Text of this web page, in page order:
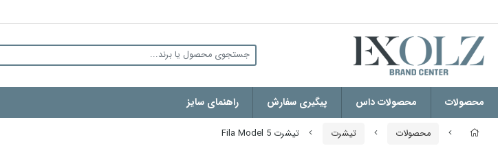
محصولات محصولات داس پیگیری سفارش راهنمای سایز
محصولات تیشرت تیشرت Fila Model 5